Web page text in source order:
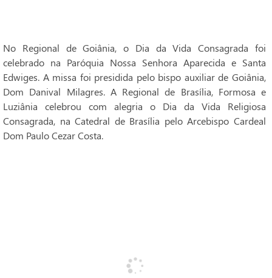
No Regional de Goiânia, o Dia da Vida Consagrada foi
celebrado na Paróquia Nossa Senhora Aparecida e Santa
Edwiges. A missa foi presidida pelo bispo auxiliar de Goiânia,
Dom Danival Milagres. A Regional de Brasília, Formosa e
Luziânia celebrou com alegria o Dia da Vida Religiosa
Consagrada, na Catedral de Brasília pelo Arcebispo Cardeal
Dom Paulo Cezar Costa.